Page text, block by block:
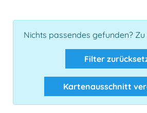
Nichts passendes gefunden?
Filter
Kartenausschnitt